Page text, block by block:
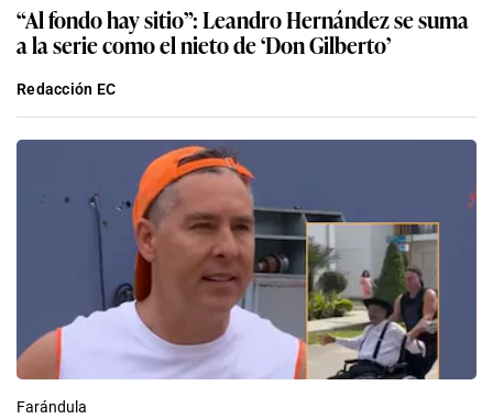
“Al fondo hay sitio”: Leandro Hernández se suma
a la serie como el nieto de ‘Don Gilberto’
Redacción EC
Farándula